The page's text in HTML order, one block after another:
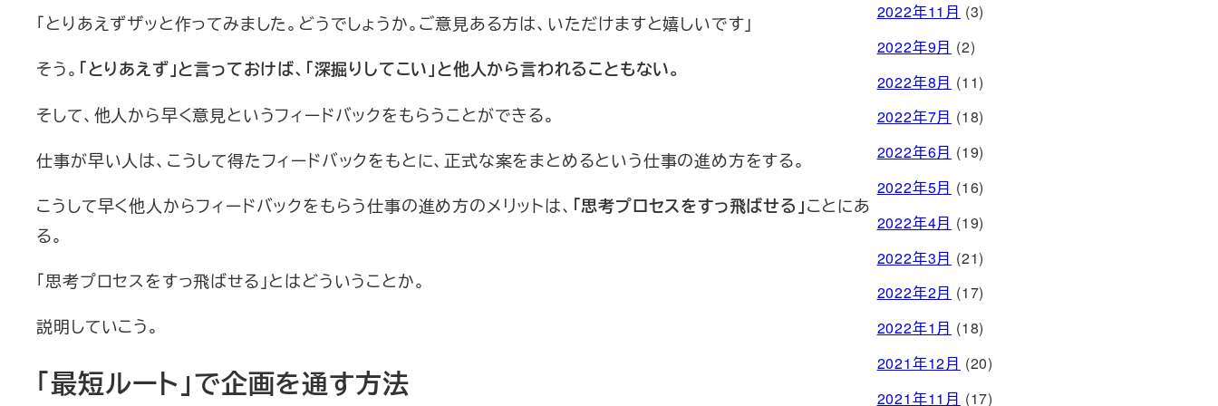
「とりあえずザッと作ってみました。どうでしょうか。ご意見ある方は、いただけますと嬉しいです」
そう。 「とりあえず」と言っておけば、「深掘りしてこい」と他人から言われることもない。
そして、他人から早く意見というフィードバックをもらうことができる。
仕事が早い人は、こうして得たフィードバックをもとに、正式な案をまとめるという仕事の進め方をする。
こうして早く他人からフィードバックをもらう仕事の進め方のメリットは、 「思考プロセスをすっ飛ばせる」ことにあ
る。
「思考プロセスをすっ飛ばせる」とはどういうことか。
説明していこう。
「最短ルート」で企画を通す方法
2022年11月 (3)
2022年9月 (2)
2022年8月 (11)
2022年7月 (18)
2022年6月 (19)
2022年5月 (16)
2022年4月 (19)
2022年3月 (21)
2022年2月 (17)
2022年1月 (18)
2021年12月 (20)
2021年11月 (17)